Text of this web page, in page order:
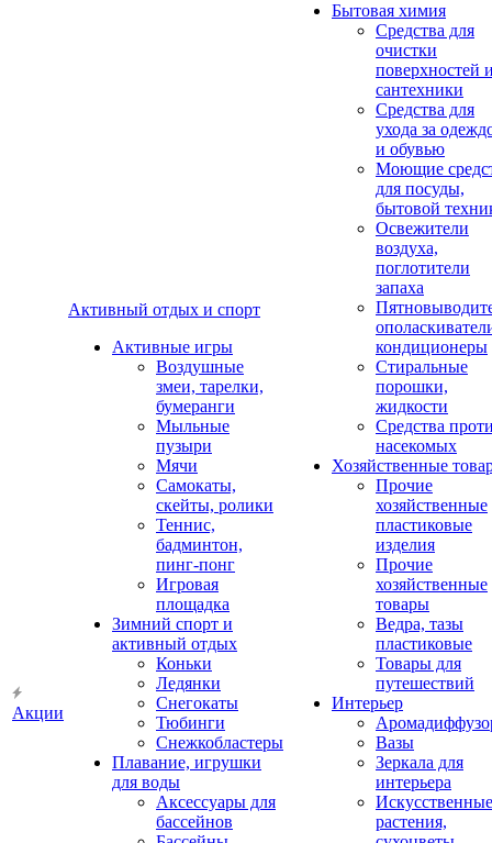
Акции
Активный отдых и спорт
Активные игры
Воздушные
змеи, тарелки,
бумеранги
Мыльные
пузыри
Мячи
Самокаты,
скейты, ролики
Теннис,
бадминтон,
пинг-понг
Игровая
площадка
Зимний спорт и
активный отдых
Коньки
Ледянки
Снегокаты
Тюбинги
Снежкобластеры
Плавание, игрушки
для воды
Аксессуары для
бассейнов
Бытовая химия
Средства для
очистки
поверхностей
сантехники
Средства для
ухода за
и обувью
Моющие
для посуды,
бытовой
Освежители
воздуха,
поглотители
запаха
кондиционеры
Стиральные
порошки,
жидкости
Средства
насекомых
Хозяйственные
Прочие
хозяйственные
пластиковые
изделия
Прочие
хозяйственные
товары
Ведра, тазы
пластиковые
Товары для
путешествий
Интерьер
Вазы
Зеркала для
интерьера
Искусственные
растения,